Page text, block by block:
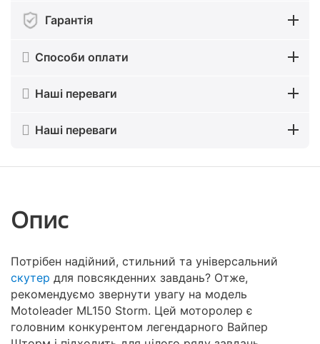
Гарантія
Способи оплати
Наші переваги
Наші переваги
Опис
Потрібен надійний, стильний та універсальний
скутер для повсякденних завдань? Отже,
рекомендуємо звернути увагу на модель
Motoleader ML150 Storm. Цей моторолер є
головним конкурентом легендарного Вайпер